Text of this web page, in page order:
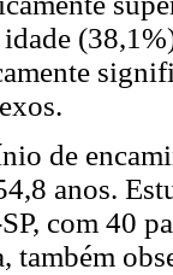
idade
de
anos.
com 40
também